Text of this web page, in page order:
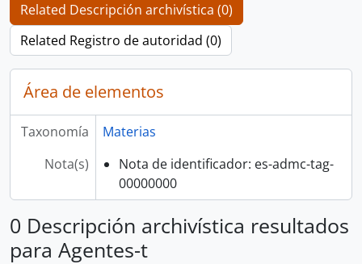
Related Descripción archivística (0)
Related Registro de autoridad (0)
Área de elementos
Taxonomía
Materias
Nota(s)
Nota de identificador: es-admc-tag-
00000000
0 Descripción archivística resultados
para Agentes-t